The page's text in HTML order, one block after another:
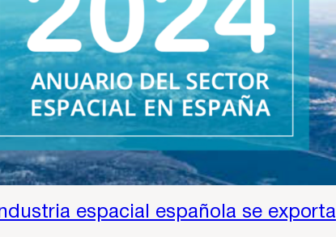
espacial española se exporta